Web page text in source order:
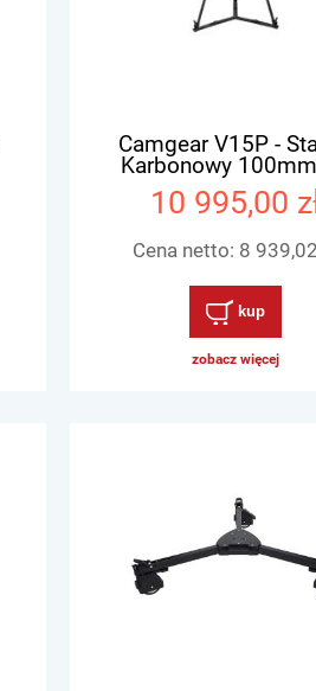
Camgear V15P -
Karbonowy
10 995,00
Cena netto: 8
kup
zobacz więcej